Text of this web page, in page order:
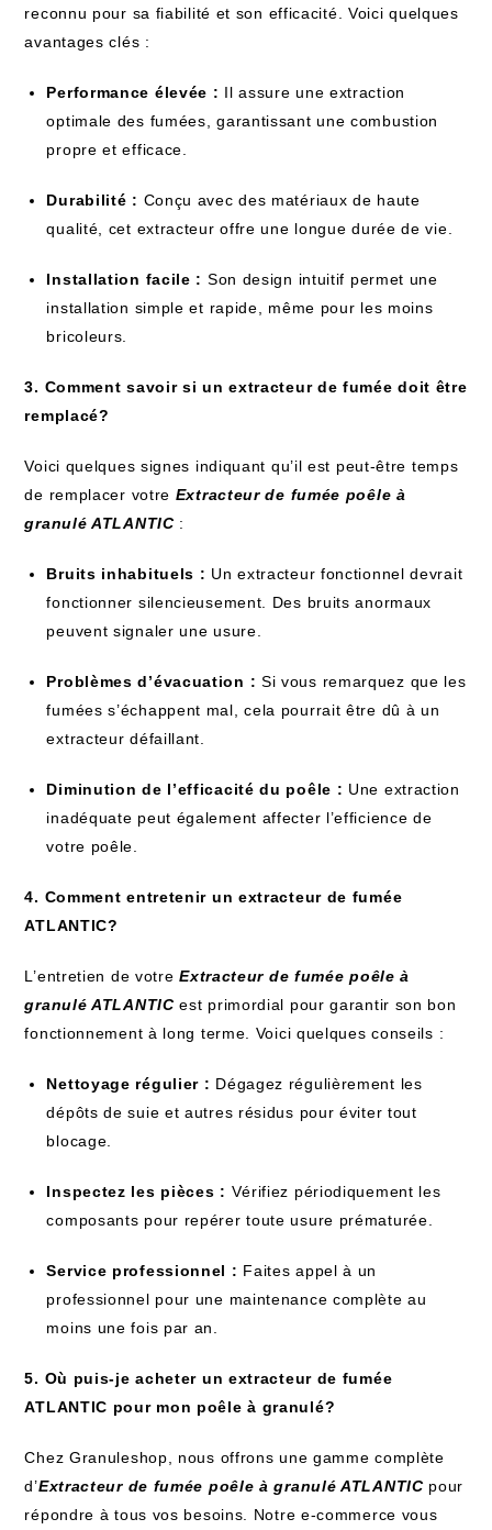
reconnu pour sa fiabilité et son efficacité. Voici quelques
avantages clés :
Performance élevée : Il assure une extraction
optimale des fumées, garantissant une combustion
propre et efficace.
Durabilité : Conçu avec des matériaux de haute
qualité, cet extracteur offre une longue durée de vie.
Installation facile : Son design intuitif permet une
installation simple et rapide, même pour les moins
bricoleurs.
3. Comment savoir si un extracteur de fumée doit être
remplacé?
Voici quelques signes indiquant qu’il est peut-être temps
de remplacer votre Extracteur de fumée poêle à
granulé ATLANTIC:
Bruits inhabituels : Un extracteur fonctionnel devrait
fonctionner silencieusement. Des bruits anormaux
peuvent signaler une usure.
Problèmes d’évacuation : Si vous remarquez que les
fumées s’échappent mal, cela pourrait être dû à un
extracteur défaillant.
Diminution de l’efficacité du poêle : Une extraction
inadéquate peut également affecter l’efficience de
votre poêle.
4. Comment entretenir un extracteur de fumée
ATLANTIC?
L’entretien de votreExtracteur de fumée poêle à
granulé ATLANTICest primordial pour garantir son bon
fonctionnement à long terme. Voici quelques conseils :
Nettoyage régulier : Dégagez régulièrement les
dépôts de suie et autres résidus pour éviter tout
blocage.
Inspectez les pièces : Vérifiez périodiquement les
composants pour repérer toute usure prématurée.
Service professionnel : Faites appel à un
professionnel pour une maintenance complète au
moins une fois par an.
5. Où puis-je acheter un extracteur de fumée
ATLANTIC pour mon poêle à granulé?
Chez Granuleshop, nous offrons une gamme complète
d’Extracteur de fumée poêle à granulé ATLANTICpour
répondre à tous vos besoins. Notre e-commerce vous